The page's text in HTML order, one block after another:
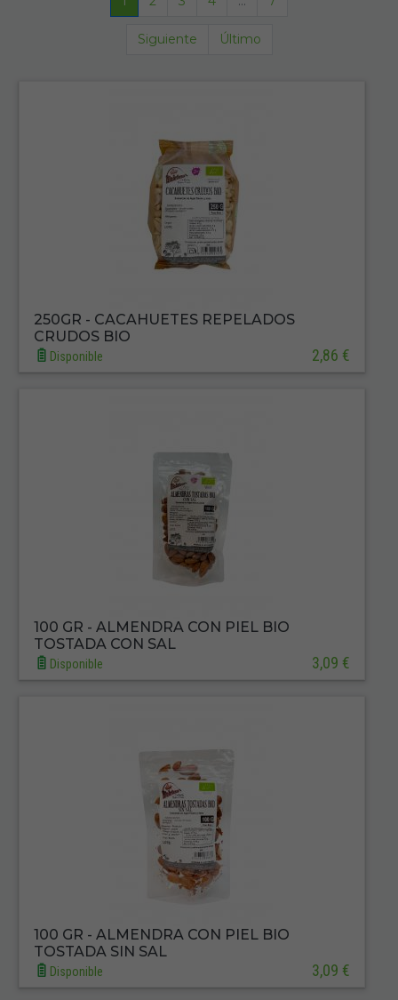
Siguiente Último
250GR - CACAHUETES REPELADOS
CRUDOS BIO
Disponible 2,86 €
100 GR - ALMENDRA CON PIEL BIO
TOSTADA CON SAL
Disponible 3,09 €
100 GR - ALMENDRA CON PIEL BIO
TOSTADA SIN SAL
Disponible 3,09 €